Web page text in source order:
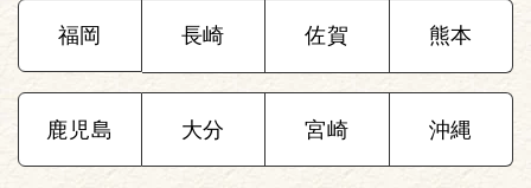
福岡 長崎 佐賀 熊本
鹿児島 大分 宮崎 沖縄